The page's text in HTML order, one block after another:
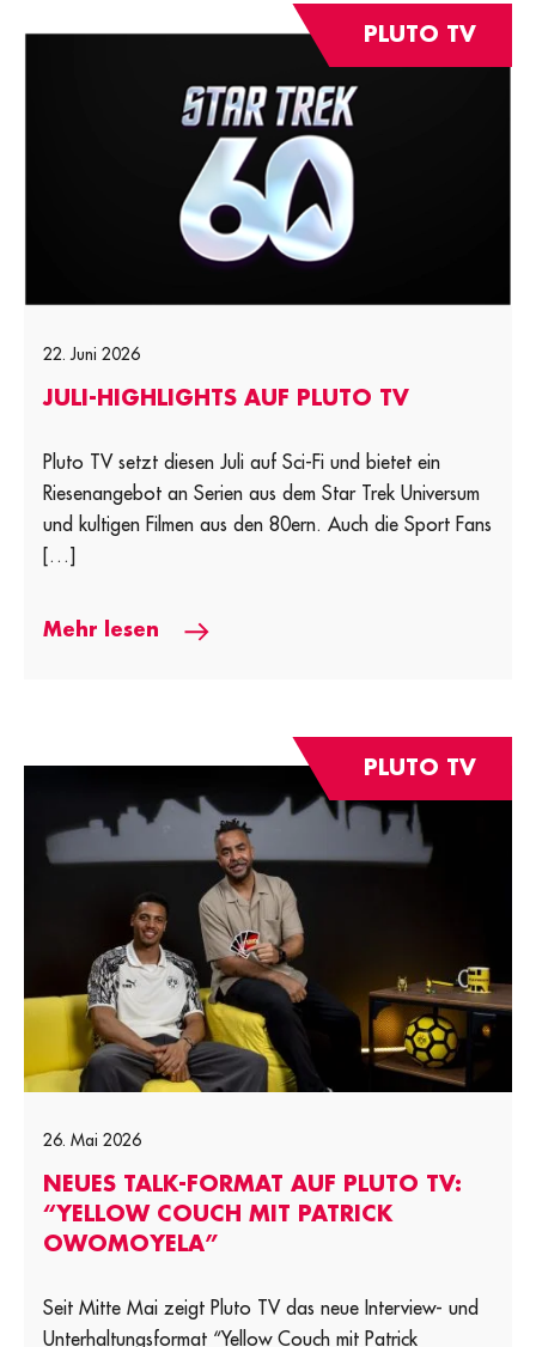
PLUTO TV
22. Juni 2026
JULI-HIGHLIGHTS AUF PLUTO TV
Pluto TV setzt diesen Juli auf Sci-Fi und bietet ein
Riesenangebot an Serien aus dem Star Trek Universum
und kultigen Filmen aus den 80ern. Auch die Sport Fans
[…]
Mehr lesen
PLUTO TV
26. Mai 2026
NEUES TALK-FORMAT AUF PLUTO TV:
“YELLOW COUCH MIT PATRICK
OWOMOYELA”
Seit Mitte Mai zeigt Pluto TV das neue Interview- und
Unterhaltungsformat “Yellow Couch mit Patrick